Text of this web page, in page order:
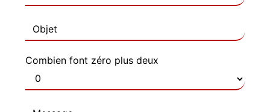
Combien font zéro plus deux